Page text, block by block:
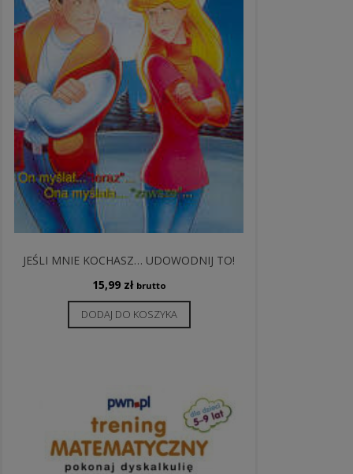
JEŚLI MNIE KOCHASZ… UDOWODNIJ TO!
15,99 zł brutto
DODAJ DO KOSZYKA